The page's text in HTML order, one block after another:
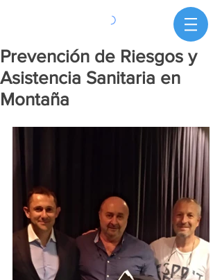
Prevención de Riesgos y
Asistencia Sanitaria en
Montaña